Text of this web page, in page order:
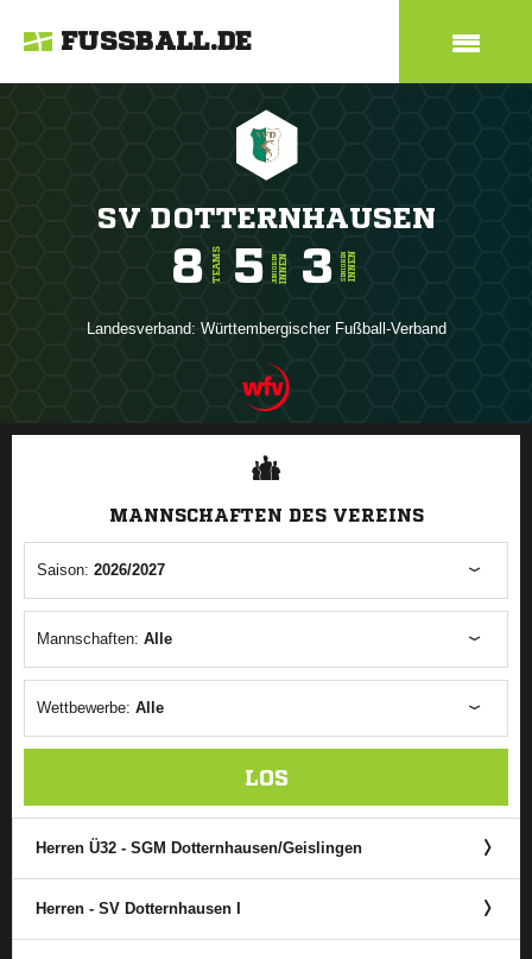
FUSSBALL.DE
SV DOTTERNHAUSEN
8 TEAMS 5 JUNIORENINNEN 3 SENIORENINNEN
Landesverband: Württembergischer Fußball-Verband
ANZEIGE
MANNSCHAFTEN DES VEREINS
Saison: 2026/2027
Mannschaften: Alle
Wettbewerbe: Alle
LOS
Herren Ü32 - SGM Dotternhausen/​Geislingen
Herren - SV Dotternhausen I